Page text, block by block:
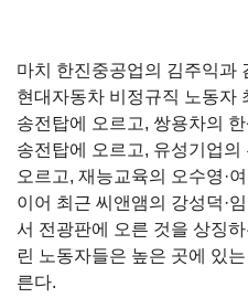
마치 한진중공업의 김주익과
현대자동차 비정규직 노동자
송전탑에 오르고, 쌍용차의
송전탑에 오르고, 유성기업의
오르고, 재능교육의 오수영·
이어 최근 씨앤앰의 강성덕·
서 전광판에 오른 것을 상징
린 노동자들은 높은 곳에 있
른다.